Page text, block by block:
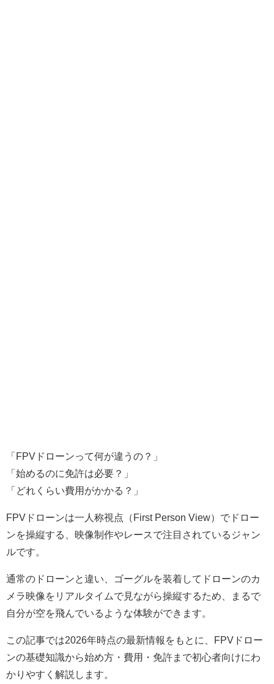
「FPVドローンって何が違うの？」
「始めるのに免許は必要？」
「どれくらい費用がかかる？」
FPVドローンは一人称視点（First Person View）でドロー
ンを操縦する、映像制作やレースで注目されているジャン
ルです。
通常のドローンと違い、ゴーグルを装着してドローンのカ
メラ映像をリアルタイムで見ながら操縦するため、まるで
自分が空を飛んでいるような体験ができます。
この記事では2026年時点の最新情報をもとに、FPVドロー
ンの基礎知識から始め方・費用・免許まで初心者向けにわ
かりやすく解説します。